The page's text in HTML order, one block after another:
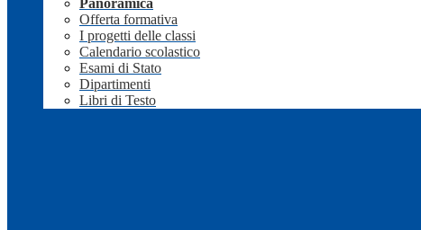
Panoramica
Offerta formativa
I progetti delle classi
Calendario scolastico
Esami di Stato
Dipartimenti
Libri di Testo